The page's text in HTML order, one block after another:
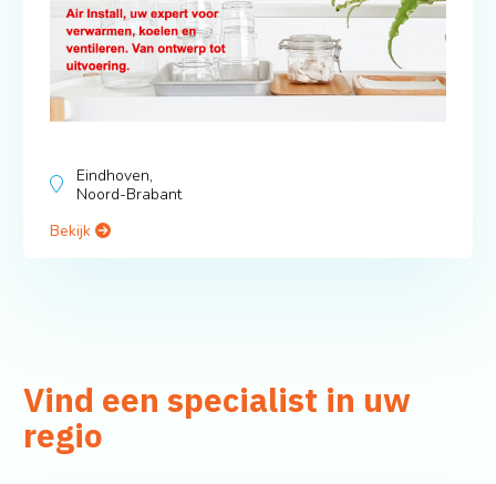
Eindhoven,
Noord-Brabant
Bekijk
Vind een specialist in uw
regio